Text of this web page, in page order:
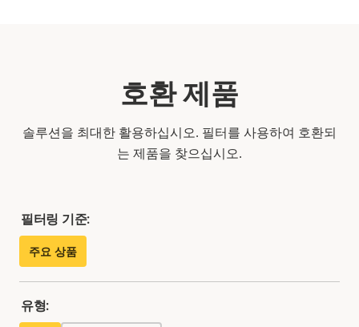
호환 제품
솔루션을 최대한 활용하십시오. 필터를 사용하여 호환되
는 제품을 찾으십시오.
필터링 기준:
주요 상품
유형: